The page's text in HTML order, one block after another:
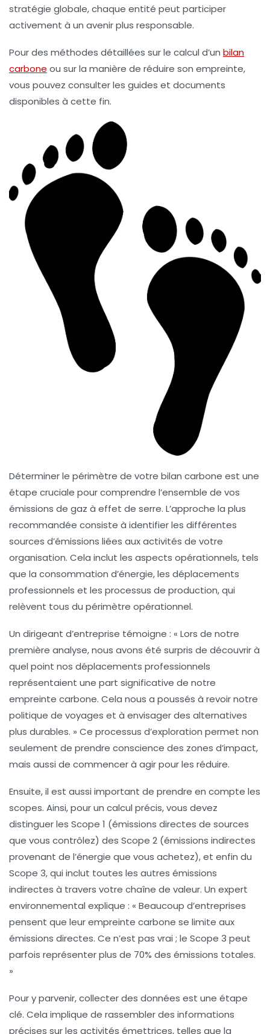
stratégie globale, chaque entité peut participer
activement à un avenir plus responsable.
Pour des méthodes détaillées sur le calcul d’un bilan
carbone ou sur la manière de réduire son empreinte,
vous pouvez consulter les guides et documents
disponibles à cette fin.
Déterminer le périmètre de votre bilan carbone est une
étape cruciale pour comprendre l’ensemble de vos
émissions de gaz à effet de serre. L’approche la plus
recommandée consiste à identifier les différentes
sources d’émissions liées aux activités de votre
organisation. Cela inclut les aspects opérationnels, tels
que la consommation d’énergie, les déplacements
professionnels et les processus de production, qui
relèvent tous du périmètre opérationnel.
Un dirigeant d’entreprise témoigne : « Lors de notre
première analyse, nous avons été surpris de découvrir à
quel point nos déplacements professionnels
représentaient une part significative de notre
empreinte carbone. Cela nous a poussés à revoir notre
politique de voyages et à envisager des alternatives
plus durables. » Ce processus d’exploration permet non
seulement de prendre conscience des zones d’impact,
mais aussi de commencer à agir pour les réduire.
Ensuite, il est aussi important de prendre en compte les
scopes. Ainsi, pour un calcul précis, vous devez
distinguer les Scope 1 (émissions directes de sources
que vous contrôlez) des Scope 2 (émissions indirectes
provenant de l’énergie que vous achetez), et enfin du
Scope 3, qui inclut toutes les autres émissions
indirectes à travers votre chaîne de valeur. Un expert
environnemental explique : « Beaucoup d’entreprises
pensent que leur empreinte carbone se limite aux
émissions directes. Ce n’est pas vrai ; le Scope 3 peut
parfois représenter plus de 70% des émissions totales.
»
Pour y parvenir, collecter des données est une étape
clé. Cela implique de rassembler des informations
précises sur les activités émettrices, telles que la